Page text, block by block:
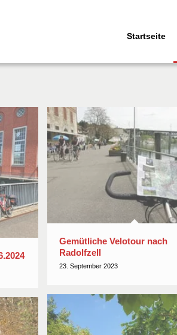
Startseite
Gemütliche Velotour nach
Radolfzell
23. September 2023